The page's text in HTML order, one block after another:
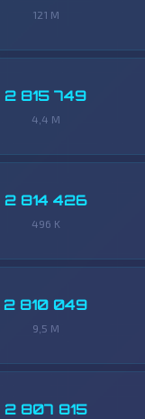
121 M
2 815 749
4,4 M
2 814 426
496 K
2 810 049
9,5 M
2 807 815